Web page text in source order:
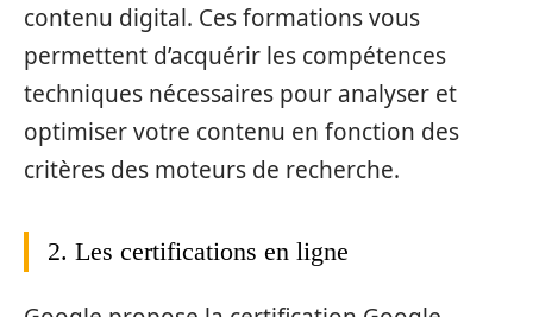
contenu digital. Ces formations vous
permettent d’acquérir les compétences
techniques nécessaires pour analyser et
optimiser votre contenu en fonction des
critères des moteurs de recherche.
2. Les certifications en ligne